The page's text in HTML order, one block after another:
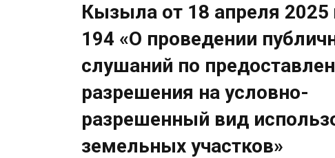
Кызыла от 18 апреля
194 «О проведении
слушаний по
разрешения на условно-
разрешенный вид
земельных участков»